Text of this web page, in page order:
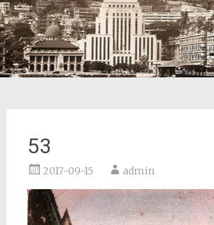
53
2017-09-15 admin